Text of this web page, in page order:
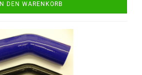
IN DEN WARENKORB